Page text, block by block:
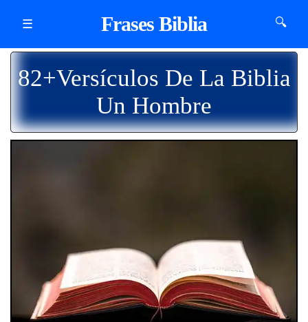
☰ Frases Biblia 🔍
82+Versículos De La Biblia
Un Hombre